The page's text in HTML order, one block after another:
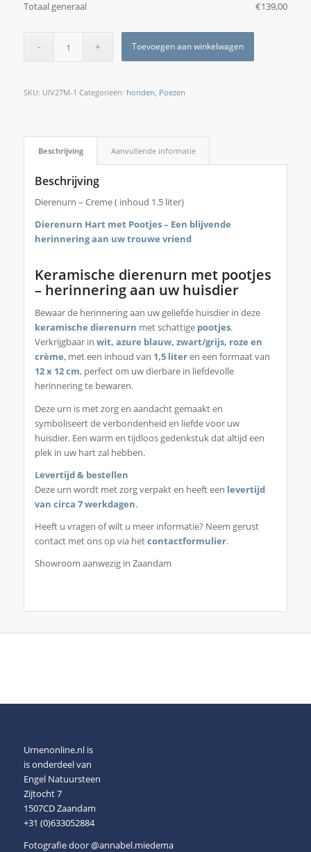
Totaal generaal
€‎139,00
Toevoegen aan winkelwagen
SKU: UIV27M-1 Categorieën: honden, Poezen
Beschrijving Aanvullende informatie
Beschrijving
Dierenurn – Creme ( inhoud 1.5 liter)
Dierenurn Hart met Pootjes – Een blijvende
herinnering aan uw trouwe vriend
Keramische dierenurn met pootjes
– herinnering aan uw huisdier
Bewaar de herinnering aan uw geliefde huisdier in deze
keramische dierenurn met schattige pootjes.
Verkrijgbaar in wit, azure blauw, zwart/grijs, roze en
crème, met een inhoud van 1,5 literen een formaat van
12 x 12 cm, perfect om uw dierbare in liefdevolle
herinnering te bewaren.
Deze urn is met zorg en aandacht gemaakt en
symboliseert de verbondenheid en liefde voor uw
huisdier. Een warm en tijdloos gedenkstuk dat altijd een
plek in uw hart zal hebben.
Levertijd & bestellen
Deze urn wordt met zorg verpakt en heeft een levertijd
van circa 7 werkdagen.
Heeft u vragen of wilt u meer informatie? Neem gerust
contact met ons op via hetcontactformulier.
Showroom aanwezig in Zaandam
Urnenonline.nl is
is onderdeel van
Engel Natuursteen
Zijtocht 7
1507CD Zaandam
+31 (0)633052884
Fotografie door@annabel.miedema